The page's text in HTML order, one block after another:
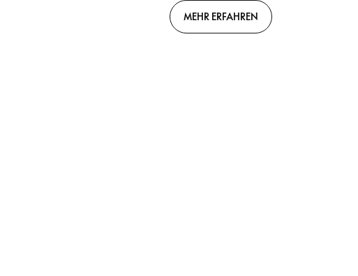
Augen, Lippen und Nägel zum
Ausdruck. Stilvolle neue Farbtöne
treffen auf innovative Formate. Bring.
MEHR ERFAHREN